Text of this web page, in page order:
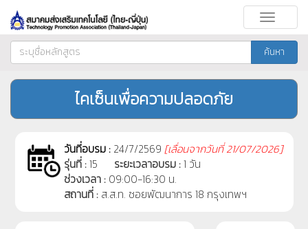
Toggle
ค้นหา
ไคเซ็นเพื่อความปลอดภัย
วันที่อบรม : 24/7/2569 [เลื่อนจากวันที่21/07/2026]
รุ่นที่ :15 ระยะเวลาอบรม :1 วัน
ช่วงเวลา : 09:00-16:30 น.
สถานที่ : ส.ส.ท. ซอยพัฒนาการ 18 กรุงเทพฯ